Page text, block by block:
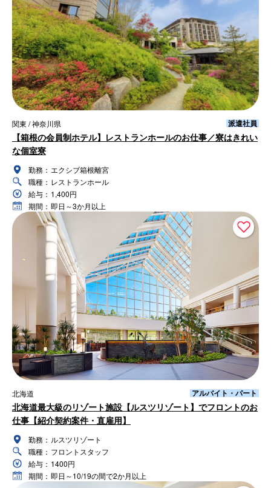
関東 / 神奈川県 派遣社員
【箱根の会員制ホテル】レストランホールのお仕事／寮はきれい
な個室寮
勤務： エクシブ箱根離宮
職種： レストランホール
給与： 1,400円
期間： 即日～3か月以上
北海道 アルバイト・パート
北海道最大級のリゾート施設【ルスツリゾート】でフロントのお
仕事【紹介契約案件・直雇用】
勤務： ルスツリゾート
職種： フロントスタッフ
給与： 1400円
期間： 即日～10/19の間で2か月以上